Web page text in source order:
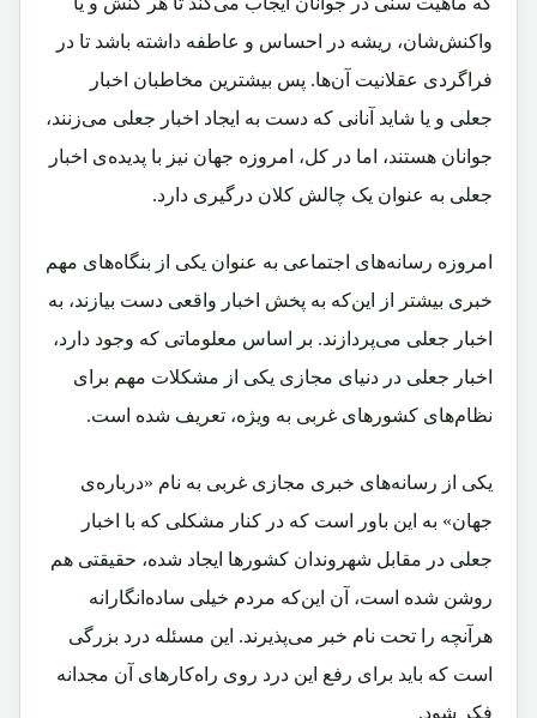
واکنش‌شان، ریشه در احساس و عاطفه داشته باشد تا در
فراگردی عقلانیت آن‌ها. پس بیشترین مخاطبان اخبار
جعلی و یا شاید آنانی ‌که دست به ایجاد اخبار جعلی می‌زنند،
جوانان هستند، اما در کل، امروزه جهان نیز با پدیده‌ی اخبار
جعلی به عنوان یک چالش کلان درگیری دارد.
امروزه رسانه‌های اجتماعی به عنوان یکی از بنگاه‌های مهم
خبری بیشتر از این‌که به پخش اخبار واقعی دست بیازند، به
اخبار جعلی می‌پردازند. بر اساس معلوماتی که وجود دارد،
اخبار جعلی در دنیای مجازی یکی از مشکلات مهم برای
نظام‌های کشورهای غربی به ویژه، تعریف شده است.
یکی از رسانه‌های خبری مجازی غربی به ‌نام «درباره‌ی
جهان» به این باور است که در کنار مشکلی که با اخبار
جعلی در مقابل شهروندان کشورها ایجاد شده، حقیقتی هم
روشن شده است، آن این‌که مردم خیلی ساده‌انگارانه
هرآنچه را تحت نام خبر می‌پذیرند. این مسئله درد بزرگی
است که باید برای رفع این درد روی راه‌کارهای آن مجدانه
فکر شود.